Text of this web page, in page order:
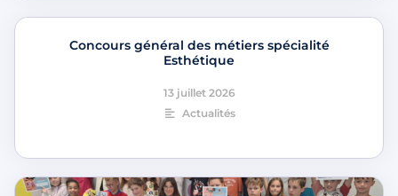
Concours général des métiers spécialité
Esthétique
13 juillet 2026
Actualités